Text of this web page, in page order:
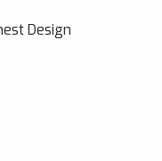
Design